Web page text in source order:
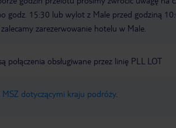
godz. 15:30 lub wylot z Male przed godziną
zarezerwowanie hotelu w Male.
obsługiwane przez linię PLL LOT
dotyczącymi kraju podróży.